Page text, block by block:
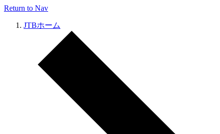
Return to Nav
JTBホーム